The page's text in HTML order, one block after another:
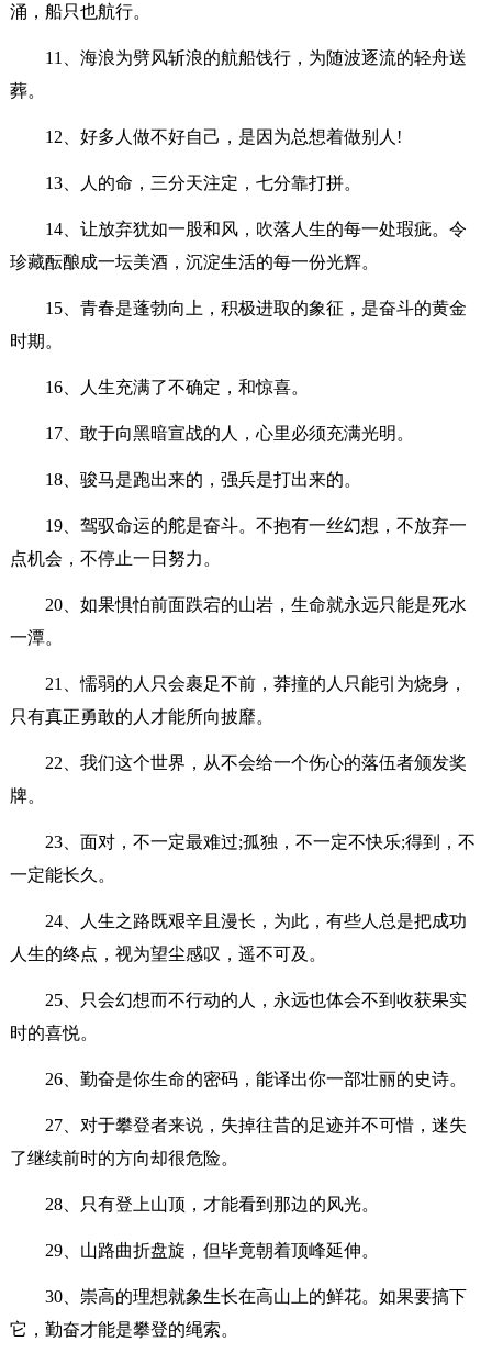
涌，船只也航行。
11、海浪为劈风斩浪的航船饯行，为随波逐流的轻舟送
葬。
12、好多人做不好自己，是因为总想着做别人!
13、人的命，三分天注定，七分靠打拼。
14、让放弃犹如一股和风，吹落人生的每一处瑕疵。令
珍藏酝酿成一坛美酒，沉淀生活的每一份光辉。
15、青春是蓬勃向上，积极进取的象征，是奋斗的黄金
时期。
16、人生充满了不确定，和惊喜。
17、敢于向黑暗宣战的人，心里必须充满光明。
18、骏马是跑出来的，强兵是打出来的。
19、驾驭命运的舵是奋斗。不抱有一丝幻想，不放弃一
点机会，不停止一日努力。
20、如果惧怕前面跌宕的山岩，生命就永远只能是死水
一潭。
21、懦弱的人只会裹足不前，莽撞的人只能引为烧身，
只有真正勇敢的人才能所向披靡。
22、我们这个世界，从不会给一个伤心的落伍者颁发奖
牌。
23、面对，不一定最难过;孤独，不一定不快乐;得到，不
一定能长久。
24、人生之路既艰辛且漫长，为此，有些人总是把成功
人生的终点，视为望尘感叹，遥不可及。
25、只会幻想而不行动的人，永远也体会不到收获果实
时的喜悦。
26、勤奋是你生命的密码，能译出你一部壮丽的史诗。
27、对于攀登者来说，失掉往昔的足迹并不可惜，迷失
了继续前时的方向却很危险。
28、只有登上山顶，才能看到那边的风光。
29、山路曲折盘旋，但毕竟朝着顶峰延伸。
30、崇高的理想就象生长在高山上的鲜花。如果要搞下
它，勤奋才能是攀登的绳索。